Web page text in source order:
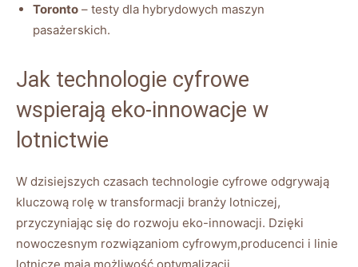
Toronto – testy dla hybrydowych maszyn
pasażerskich.
Jak technologie cyfrowe
wspierają eko-innowacje w
lotnictwie
W dzisiejszych czasach technologie cyfrowe odgrywają
kluczową rolę w transformacji branży lotniczej,
przyczyniając się do rozwoju eko-innowacji. Dzięki
nowoczesnym rozwiązaniom cyfrowym,producenci i linie